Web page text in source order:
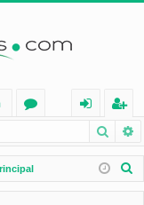
os
nt
ifi
eg
ist
ra